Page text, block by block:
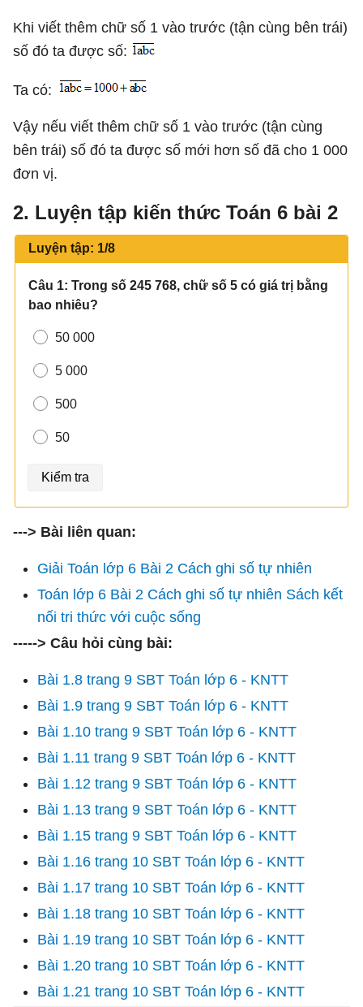
Khi viết thêm chữ số 1 vào trước (tận cùng bên trái)
số đó ta được số:
Ta có:
Vậy nếu viết thêm chữ số 1 vào trước (tận cùng
bên trái) số đó ta được số mới hơn số đã cho 1 000
đơn vị.
2. Luyện tập kiến thức Toán 6 bài 2
---> Bài liên quan:
Giải Toán lớp 6 Bài 2 Cách ghi số tự nhiên
Toán lớp 6 Bài 2 Cách ghi số tự nhiên Sách kết
nối tri thức với cuộc sống
-----> Câu hỏi cùng bài:
Bài 1.8 trang 9 SBT Toán lớp 6 - KNTT
Bài 1.9 trang 9 SBT Toán lớp 6 - KNTT
Bài 1.10 trang 9 SBT Toán lớp 6 - KNTT
Bài 1.11 trang 9 SBT Toán lớp 6 - KNTT
Bài 1.12 trang 9 SBT Toán lớp 6 - KNTT
Bài 1.13 trang 9 SBT Toán lớp 6 - KNTT
Bài 1.15 trang 9 SBT Toán lớp 6 - KNTT
Bài 1.16 trang 10 SBT Toán lớp 6 - KNTT
Bài 1.17 trang 10 SBT Toán lớp 6 - KNTT
Bài 1.18 trang 10 SBT Toán lớp 6 - KNTT
Bài 1.19 trang 10 SBT Toán lớp 6 - KNTT
Bài 1.20 trang 10 SBT Toán lớp 6 - KNTT
Bài 1.21 trang 10 SBT Toán lớp 6 - KNTT